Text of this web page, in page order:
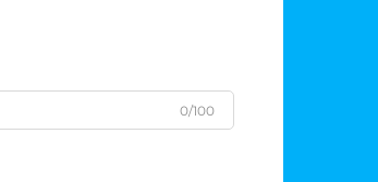
0/100